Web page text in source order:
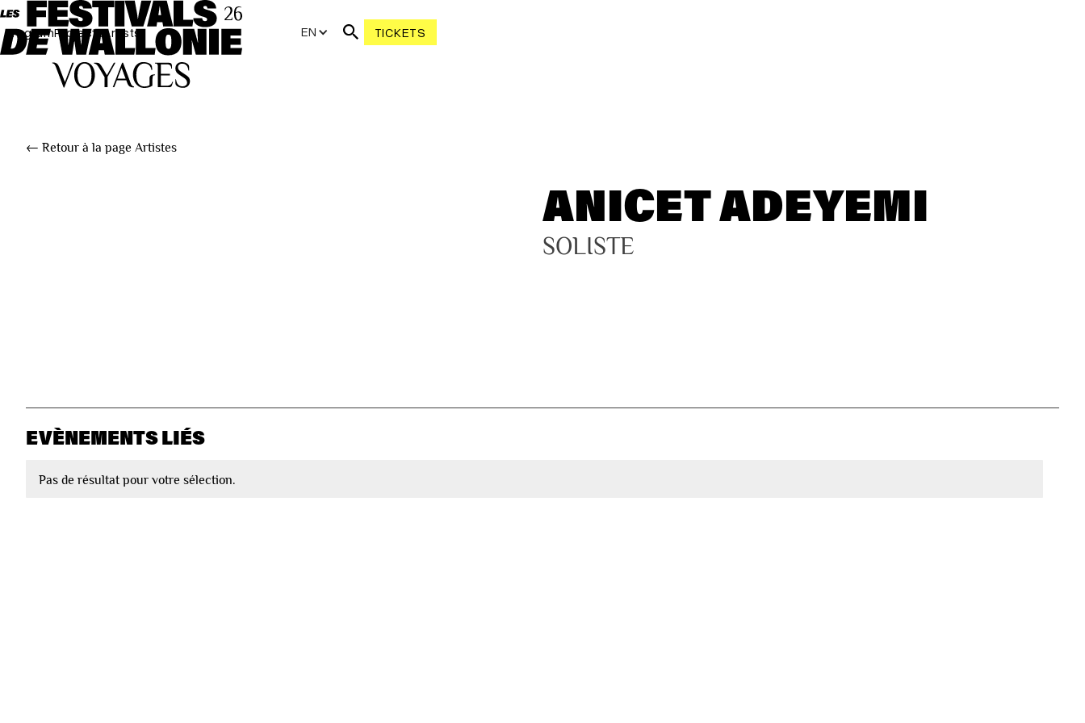
ProgramProjectsArtists EN TICKETS
← Retour à la page Artistes
ANICET ADEYEMI
SOLISTE
EVÈNEMENTS LIÉS
Pas de résultat pour votre sélection.